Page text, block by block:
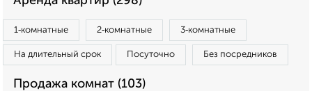
1‑комнатные 2‑комнатные 3‑комнатные
На длительный срок Посуточно Без посредников
Продажа комнат (103)